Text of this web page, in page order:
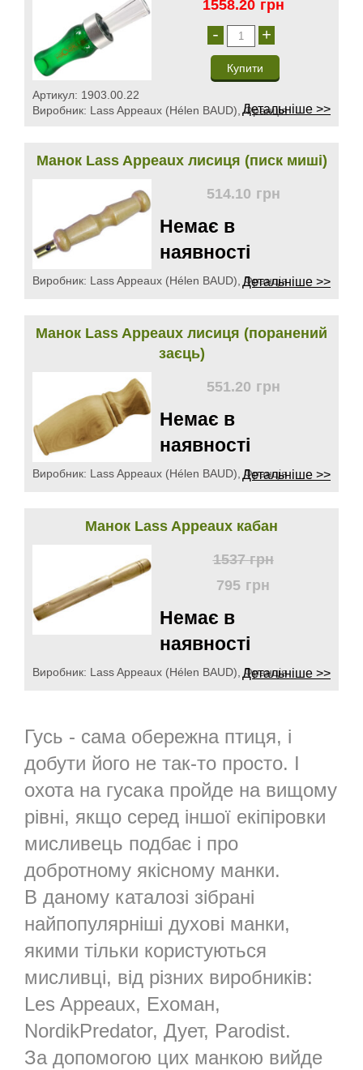
1558.20 грн
- +
Артикул: 1903.00.22
Виробник: Lass Appeaux (Hélen BAUD), ФранціяДетальніше >>
Манок Lass Appeaux лисиця (писк миші)
514.10 грн
Немає в
наявності
Виробник: Lass Appeaux (Hélen BAUD), ФранціяДетальніше >>
Манок Lass Appeaux лисиця (поранений
заєць)
551.20 грн
Немає в
наявності
Виробник: Lass Appeaux (Hélen BAUD), ФранціяДетальніше >>
Манок Lass Appeaux кабан
1537 грн
795 грн
Немає в
наявності
Виробник: Lass Appeaux (Hélen BAUD), ФранціяДетальніше >>
Гусь - сама обережна птиця, і
добути його не так-то просто. І
охота на гусака пройде на вищому
рівні, якщо серед іншої екіпіровки
мисливець подбає і про
добротному якісному манки.
В даному каталозі зібрані
найпопулярніші духові манки,
якими тільки користуються
мисливці, від різних виробників:
Les Appeaux, Ехоман,
NordikPredator, Дует, Parodist.
За допомогою цих манкою вийде